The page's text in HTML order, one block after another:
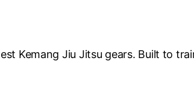
Kemang Jiu Jitsu gears. Built to